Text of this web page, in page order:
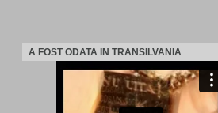
A FOST ODATA IN TRANSILVANIA